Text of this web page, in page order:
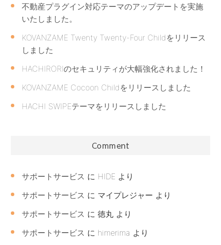
不動産プラグイン対応テーマのアップデートを実施
いたしました。
KOVANZAME Twenty Twenty-Four Childをリリース
しました
HACHIRORIのセキュリティが大幅強化されました！
KOVANZAME Cocoon Childをリリースしました
HACHI SWIPEテーマをリリースしました
Comment
サポートサービス に HIDE より
サポートサービス に マイプレジャー より
サポートサービス に徳丸 より
サポートサービス に himerima より